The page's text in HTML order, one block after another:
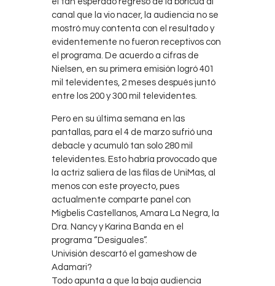
canal que la vio nacer, la audiencia no se
mostró muy contenta con el resultado y
evidentemente no fueron receptivos con
el programa. De acuerdo a cifras de
Nielsen, en su primera emisión logró 401
mil televidentes, 2 meses después juntó
entre los 200 y 300 mil televidentes.
Pero en su última semana en las
pantallas, para el 4 de marzo sufrió una
debacle y acumuló tan solo 280 mil
televidentes. Esto habría provocado que
la actriz saliera de las filas de UniMas, al
menos con este proyecto, pues
actualmente comparte panel con
Migbelis Castellanos, Amara La Negra, la
Dra. Nancy y Karina Banda en el
programa “Desiguales”.
Univisión descartó el gameshow de
Adamari?
Todo apunta a que la baja audiencia